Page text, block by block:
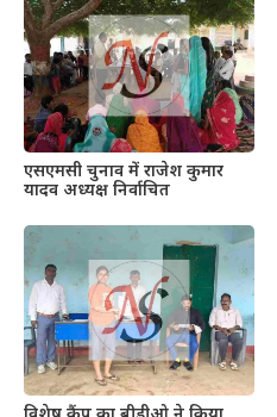
एसएमसी चुनाव में राजेश कुमार
यादव अध्यक्ष निर्वाचित